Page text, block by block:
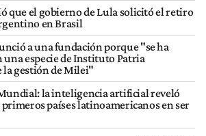
que el gobierno de Lula solicitó el retiro
en Brasil
a una fundación porque "se ha
especie de Instituto Patria
gestión de Milei"
la inteligencia artificial reveló
países latinoamericanos en ser